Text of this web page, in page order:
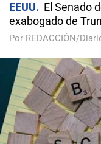
EEUU
El Senado
exabogado de
Por REDACCIÓN/